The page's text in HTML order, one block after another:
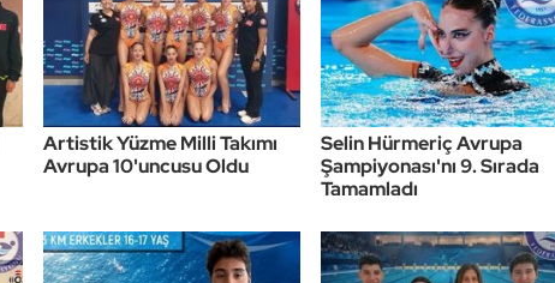
Artistik Yüzme Milli Takımı
Avrupa 10'uncusu Oldu
Selin Hürmeriç Avrupa
Şampiyonası'nı 9. Sırada
Tamamladı